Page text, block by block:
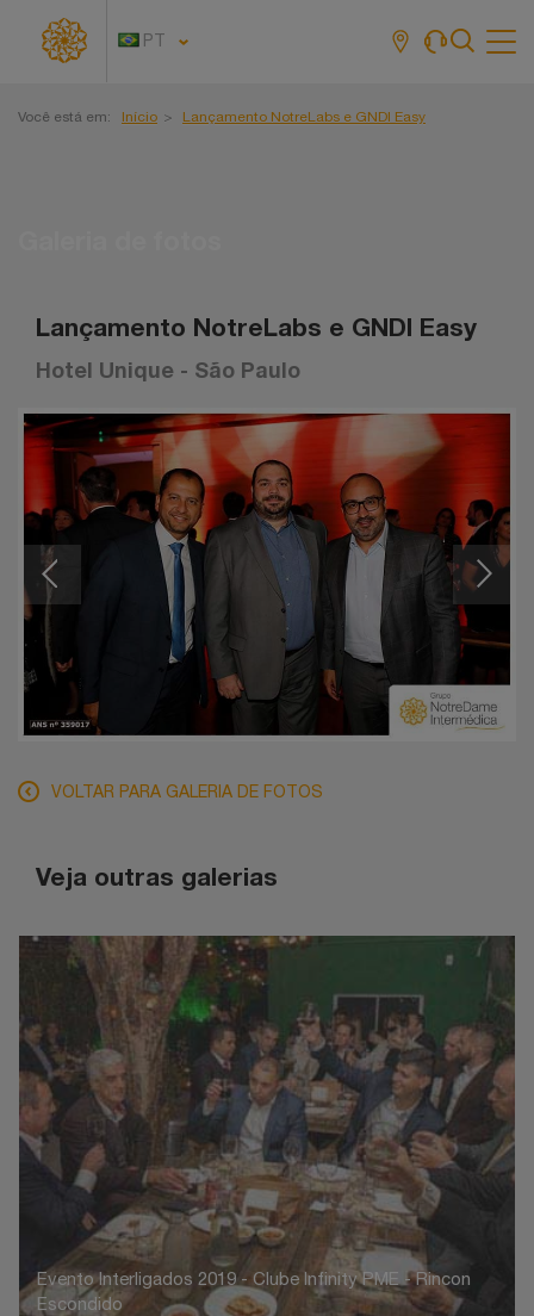
PT
Você está em: Início Lançamento NotreLabs e GNDI Easy
Lançamento NotreLabs e GNDI Easy
Hotel Unique - São Paulo
VOLTAR PARA GALERIA DE FOTOS
Veja outras galerias
Evento Interligados 2019 - Clube Infinity PME - Rincon
Escondido